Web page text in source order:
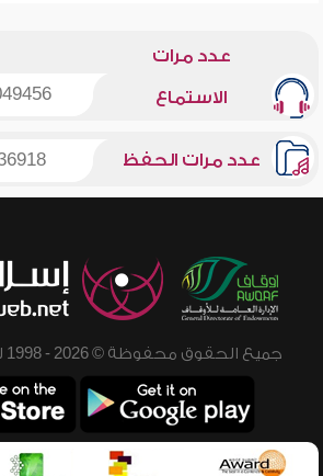
عدد مرات
الاستماع
عدد مرات الحفظ
جميع الحقوق محفوظة © 2026 - 1998 لشبكة إسلام ويب